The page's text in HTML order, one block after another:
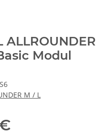
ALLROUNDER
Modul
M / L